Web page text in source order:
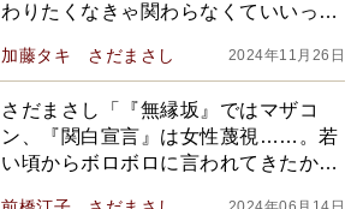
わりたくなきゃ関わらなくていいって
部セレクション】
加藤タキ さだまさし 2024年11月26日
さだまさし「『無縁坂』ではマザコ
ン、『関白宣言』は女性蔑視……。若
い頃からボロボロに言われてきたか